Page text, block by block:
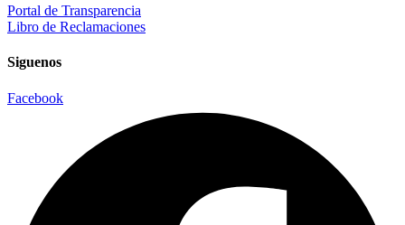
Portal de Transparencia
Libro de Reclamaciones
Siguenos
Facebook